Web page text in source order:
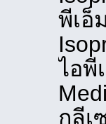
พีเอ็
ไอพี
กลีเ